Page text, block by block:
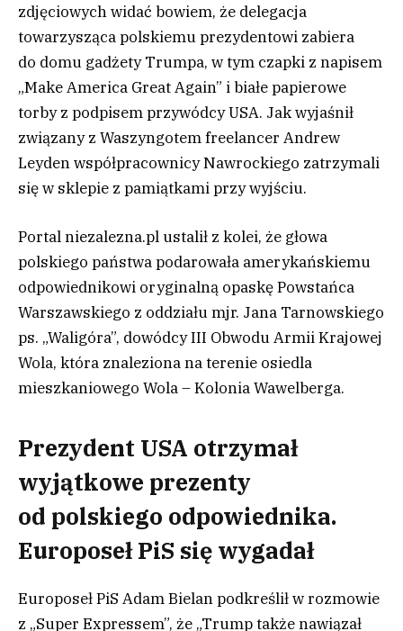
zdjęciowych widać bowiem, że delegacja
towarzysząca polskiemu prezydentowi zabiera
do domu gadżety Trumpa, w tym czapki z napisem
„Make America Great Again” i białe papierowe
torby z podpisem przywódcy USA. Jak wyjaśnił
związany z Waszyngotem freelancer Andrew
Leyden współpracownicy Nawrockiego zatrzymali
się w sklepie z pamiątkami przy wyjściu.
Portal niezalezna.pl ustalił z kolei, że głowa
polskiego państwa podarowała amerykańskiemu
odpowiednikowi oryginalną opaskę Powstańca
Warszawskiego z oddziału mjr. Jana Tarnowskiego
ps. „Waligóra”, dowódcy III Obwodu Armii Krajowej
Wola, która znaleziona na terenie osiedla
mieszkaniowego Wola – Kolonia Wawelberga.
Prezydent USA otrzymał
wyjątkowe prezenty
od polskiego odpowiednika.
Europoseł PiS się wygadał
Europoseł PiS Adam Bielan podkreślił w rozmowie
z „Super Expressem”, że „Trump także nawiązał